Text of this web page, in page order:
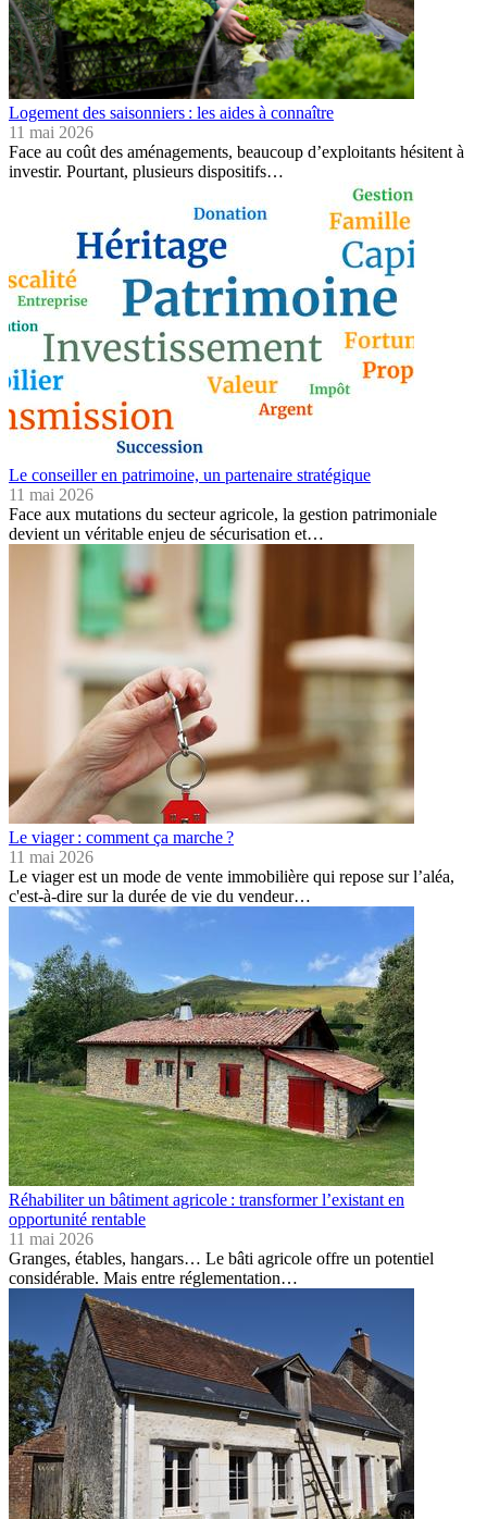
Logement des saisonniers : les aides à connaître
11 mai 2026
Face au coût des aménagements, beaucoup d’exploitants hésitent à
investir. Pourtant, plusieurs dispositifs…
Le conseiller en patrimoine, un partenaire stratégique
11 mai 2026
Face aux mutations du secteur agricole, la gestion patrimoniale
devient un véritable enjeu de sécurisation et…
Le viager : comment ça marche ?
11 mai 2026
Le viager est un mode de vente immobilière qui repose sur l’aléa,
c'est-à-dire sur la durée de vie du vendeur…
Réhabiliter un bâtiment agricole : transformer l’existant en
opportunité rentable
11 mai 2026
Granges, étables, hangars… Le bâti agricole offre un potentiel
considérable. Mais entre réglementation…